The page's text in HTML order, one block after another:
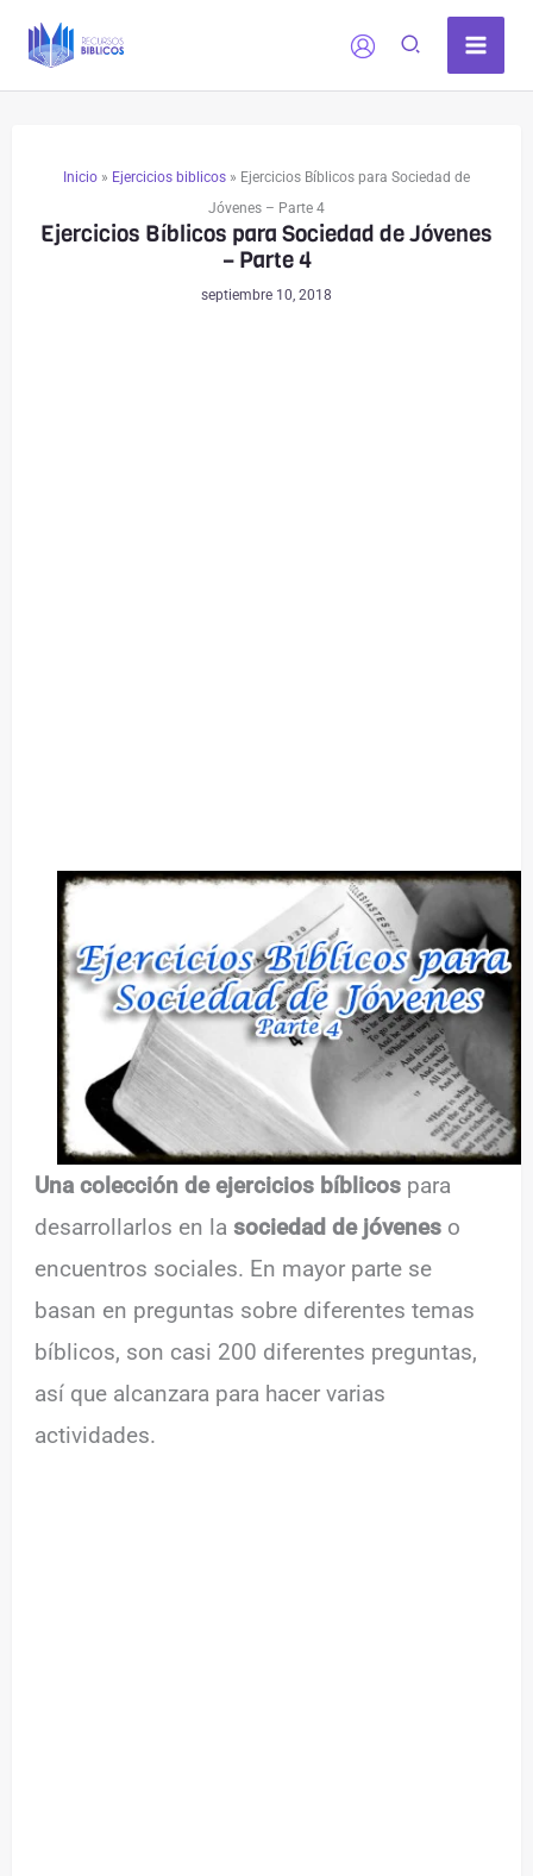
Inicio » Ejercicios biblicos » Ejercicios Bíblicos para Sociedad de
Jóvenes – Parte 4
Ejercicios Bíblicos para Sociedad de Jóvenes
– Parte 4
septiembre 10, 2018
Una colección de ejercicios bíblicos para
desarrollarlos en lasociedad de jóvenes o
encuentros sociales. En mayor parte se
basan en preguntas sobre diferentes temas
bíblicos, son casi 200 diferentes preguntas,
así que alcanzara para hacer varias
actividades.